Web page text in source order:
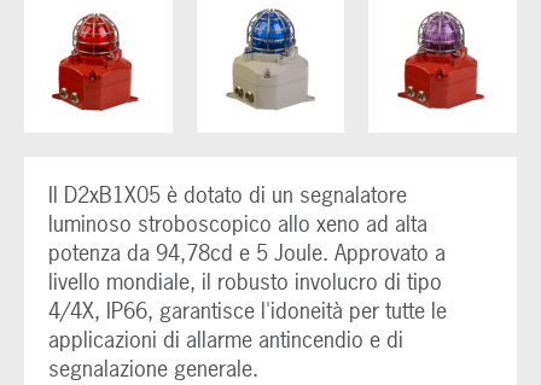
Il D2xB1X05 è dotato di un segnalatore
luminoso stroboscopico allo xeno ad alta
potenza da 94,78cd e 5 Joule. Approvato a
livello mondiale, il robusto involucro di tipo
4/4X, IP66, garantisce l'idoneità per tutte le
applicazioni di allarme antincendio e di
segnalazione generale.